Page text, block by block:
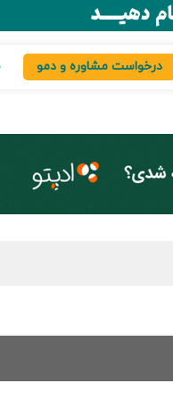
درخواست مشاوره و دمو